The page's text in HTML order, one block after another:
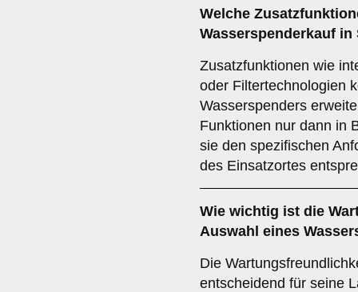
Welche
Wasserspenderkauf
Zusatzfunktionen wie
oder Filtertechnologien
Wasserspenders
Funktionen nur dann in
sie den spezifischen
des Einsatzortes
Wie wichtig ist die
Auswahl eines
Die
entscheidend für seine